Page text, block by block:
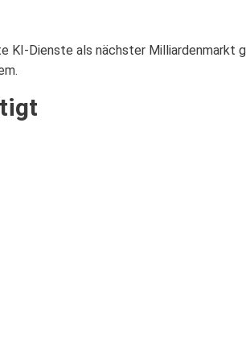
KI-Dienste als nächster Milliardenmarkt